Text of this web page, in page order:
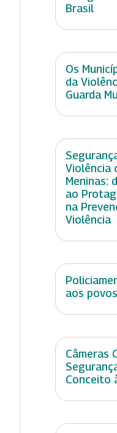
Brasil
Os
da
Guarda
Violência
Meninas:
ao
na
Violência
aos
Câmeras
Conceito